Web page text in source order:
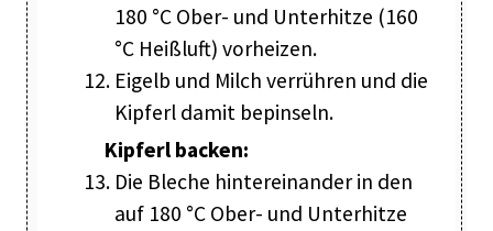
180 °C Ober- und Unterhitze (160
°C Heißluft) vorheizen.
Eigelb und Milch verrühren und die
Kipferl damit bepinseln.
Kipferl backen:
Die Bleche hintereinander in den
auf 180 °C Ober- und Unterhitze